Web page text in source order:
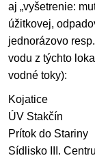
aj „vyšetrenie:
úžitkovej,
jednorázovo
vodu z týchto
vodné toky):
Kojatice
ÚV Stakčín
Prítok do Stariny
Sídlisko III.